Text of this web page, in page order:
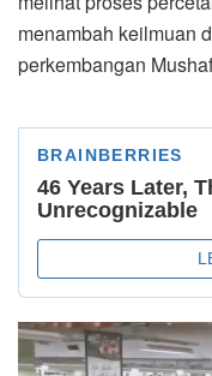
menambah keilmuan
perkembangan